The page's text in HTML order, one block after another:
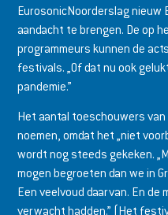
EurosonicNoorderslag nieuw
aandacht te brengen. De op
programmeurs kunnen de
festivals. „Of dat nu ook
pandemie.”
Het aantal toeschouwers van
noemen, omdat het „niet
wordt nog steeds gekeken.
mogen begroeten dan we in
Een veelvoud daarvan. En de
verwacht hadden.” (Het